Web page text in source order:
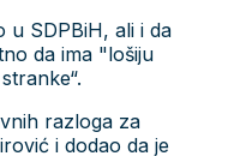
u SDPBiH, ali i da
da ima "lošiju
razloga za
i dodao da je